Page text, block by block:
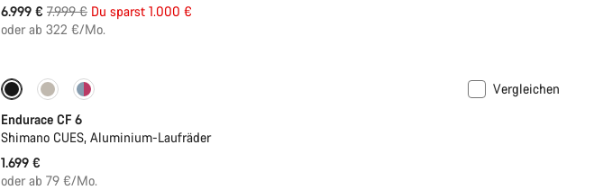
6.999 € Ursprungspreis
7.999 € Du sparst 1.000 €
oder ab 322 €/Mo.
Neu
Vergleichen
Endurace CF 6
Shimano CUES, Aluminium-Laufräder
1.699 €
oder ab 79 €/Mo.